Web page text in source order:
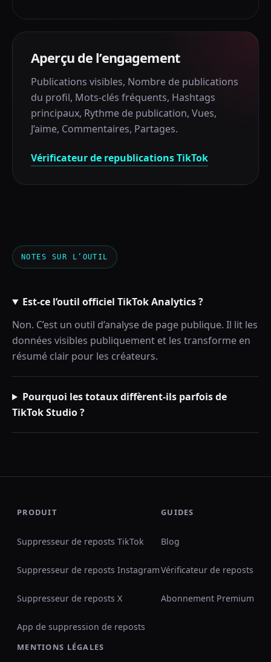
Aperçu de l’engagement
Publications visibles, Nombre de publications
du profil, Mots-clés fréquents, Hashtags
principaux, Rythme de publication, Vues,
J’aime, Commentaires, Partages.
Vérificateur de republications TikTok
NOTES SUR L’OUTIL
Est-ce l’outil officiel TikTok Analytics ?
Non. C’est un outil d’analyse de page publique. Il lit les
données visibles publiquement et les transforme en
résumé clair pour les créateurs.
Pourquoi les totaux diffèrent-ils parfois de
TikTok Studio ?
PRODUIT
Suppresseur de reposts TikTok
Suppresseur de reposts Instagram
Suppresseur de reposts X
App de suppression de reposts
GUIDES
Blog
Vérificateur de reposts
Abonnement Premium
MENTIONS LÉGALES